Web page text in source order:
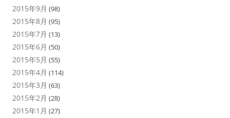
2015年9月 (98)
2015年8月 (95)
2015年7月 (13)
2015年6月 (50)
2015年5月 (55)
2015年4月 (114)
2015年3月 (63)
2015年2月 (28)
2015年1月 (27)